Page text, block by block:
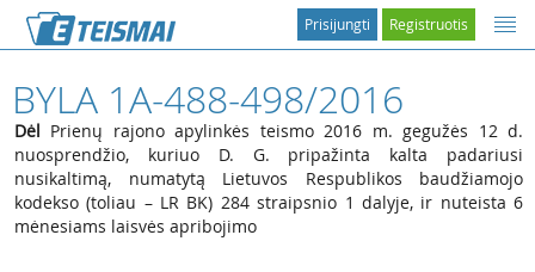
Registruotis
Prisijungti
BYLA 1A-488-498/2016
Dėl Prienų rajono apylinkės teismo 2016 m. gegužės 12 d.
nuosprendžio, kuriuo D. G. pripažinta kalta padariusi
nusikaltimą, numatytą Lietuvos Respublikos baudžiamojo
kodekso (toliau – LR BK) 284 straipsnio 1 dalyje, ir nuteista 6
mėnesiams laisvės apribojimo